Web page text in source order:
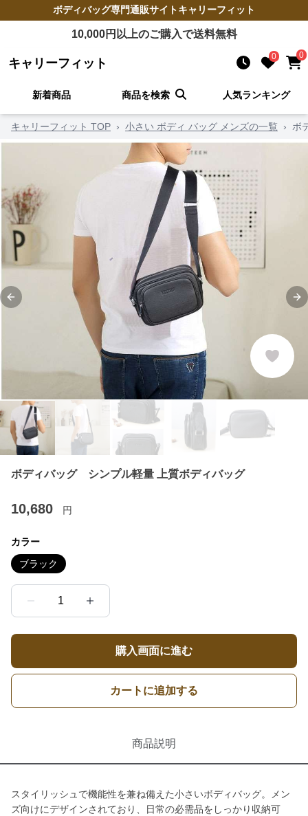
ボディバッグ専門通販サイトキャリーフィット
10,000円以上のご購入で送料無料
キャリーフィット 0 0
新着商品 商品を検索 人気ランキング
キャリーフィット TOP › 小さい ボディ バッグ メンズの一覧 › ボ
Previous slide
ボディバッグ シンプル軽量 上質ボディバッグ
10,680 円
カラー
ブラック
1
購入画面に進む
カートに追加する
商品説明
スタイリッシュで機能性を兼ね備えた小さいボディバッグ。メン
ズ向けにデザインされており、日常の必需品をしっかり収納可